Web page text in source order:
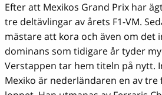
Efter att Mexikos Grand Prix har
tre deltävlingar av årets F1-VM.
mästare att kora och även om det
dominans som tidigare år tyder
Verstappen tar hem titeln på nytt.
Mexiko är nederländaren en av